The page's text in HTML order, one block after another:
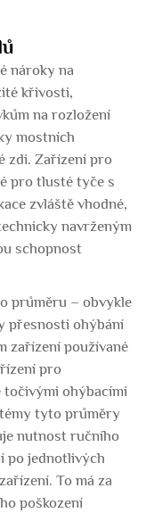
nároky na
křivosti,
na rozložení
mostních
zdi. Zařízení pro
pro tlusté tyče s
zvláště vhodné,
navrženým
schopnost
průměru – obvykle
přesnosti ohýbání
zařízení používané
pro
ohýbacími
tyto průměry
nutnost ručního
po jednotlivých
To má za
poškození